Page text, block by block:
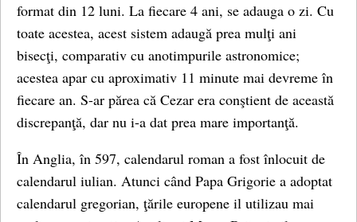
format din 12 luni. La fiecare 4 ani, se adauga o zi. Cu
toate acestea, acest sistem adaugă prea mulţi ani
bisecţi, comparativ cu anotimpurile astronomice;
acestea apar cu aproximativ 11 minute mai devreme în
fiecare an. S-ar părea că Cezar era conştient de această
discrepanţă, dar nu i-a dat prea mare importanţă.
În Anglia, în 597, calendarul roman a fost înlocuit de
calendarul iulian. Atunci când Papa Grigorie a adoptat
calendarul gregorian, ţările europene il utilizau mai